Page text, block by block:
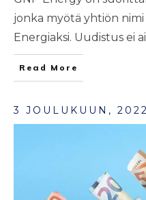
jonka myötä yhtiön
Energiaksi. Uudistus ei
Read More
3 JOULUKUUN, 2022